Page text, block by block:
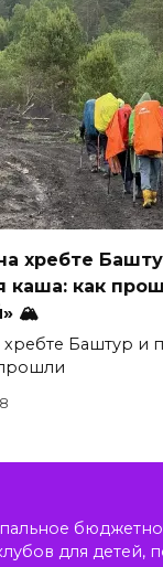
хребте
каша: как
🏔
хребте Баштур и
для детей,